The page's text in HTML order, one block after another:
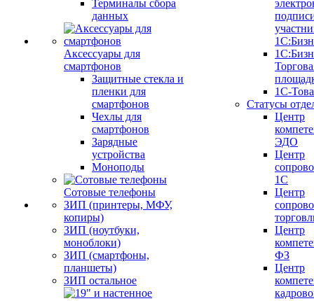
Терминалы сбора
данных
Аксессуары для
смартфонов
Защитные стекла и
пленки для
смартфонов
Чехлы для
смартфонов
Зарядные
устройства
Моноподы
Сотовые телефоны
ЗИП (принтеры, МФУ,
копиры)
ЗИП (ноутбуки,
моноблоки)
ЗИП (смартфоны,
планшеты)
ЗИП остальное
1С-
Статусы
Центр
ЭДО
Центр
1С
Центр
Центр
ФЗ
Центр